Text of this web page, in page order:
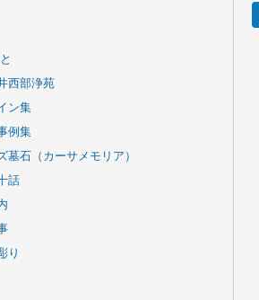
西部浄苑
ン集
例集
墓石（カーサメモリア）
話
り